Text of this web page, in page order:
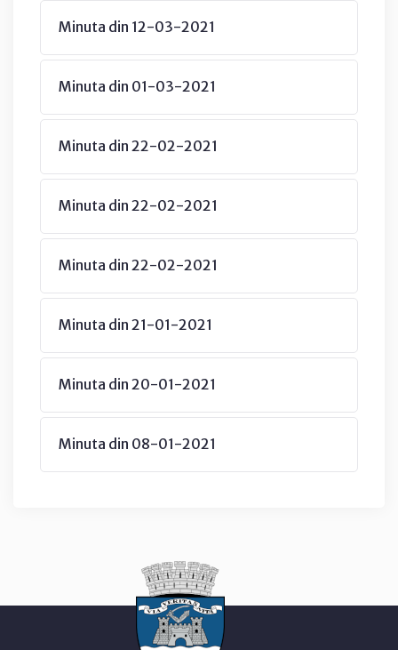
Minuta din 12-03-2021
Minuta din 01-03-2021
Minuta din 22-02-2021
Minuta din 22-02-2021
Minuta din 22-02-2021
Minuta din 21-01-2021
Minuta din 20-01-2021
Minuta din 08-01-2021